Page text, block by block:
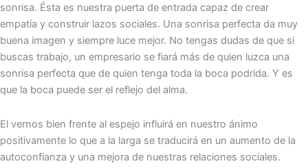
sonrisa. Ésta es nuestra puerta de entrada capaz de crear
empatía y construir lazos sociales. Una sonrisa perfecta da muy
buena imagen y siempre luce mejor. No tengas dudas de que si
buscas trabajo, un empresario se fiará más de quien luzca una
sonrisa perfecta que de quien tenga toda la boca podrida. Y es
que la boca puede ser el reflejo del alma.
El vernos bien frente al espejo influirá en nuestro ánimo
positivamente lo que a la larga se traducirá en un aumento de la
autoconfianza y una mejora de nuestras relaciones sociales.